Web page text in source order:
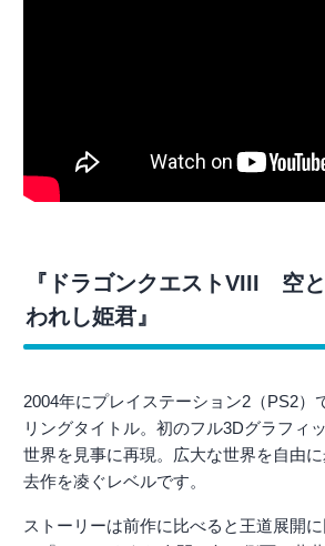
『ドラゴンクエストVIII 空
われし姫君』
2004年にプレイステーション2（PS2）
リングタイトル。初のフル3Dグラフィ
世界を見事に再現。広大な世界を自由
去作を凌ぐレベルです。
ストーリーは前作に比べると王道展開に